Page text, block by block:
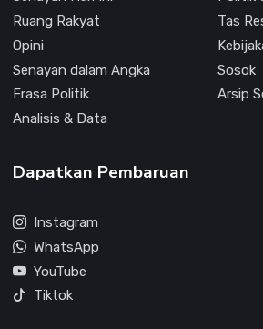
Ruang Rakyat
Tas
Opini
Senayan dalam Angka
Sosok
Frasa Politik
Arsip
Analisis & Data
Dapatkan Pembaruan
Instagram
WhatsApp
YouTube
Tiktok